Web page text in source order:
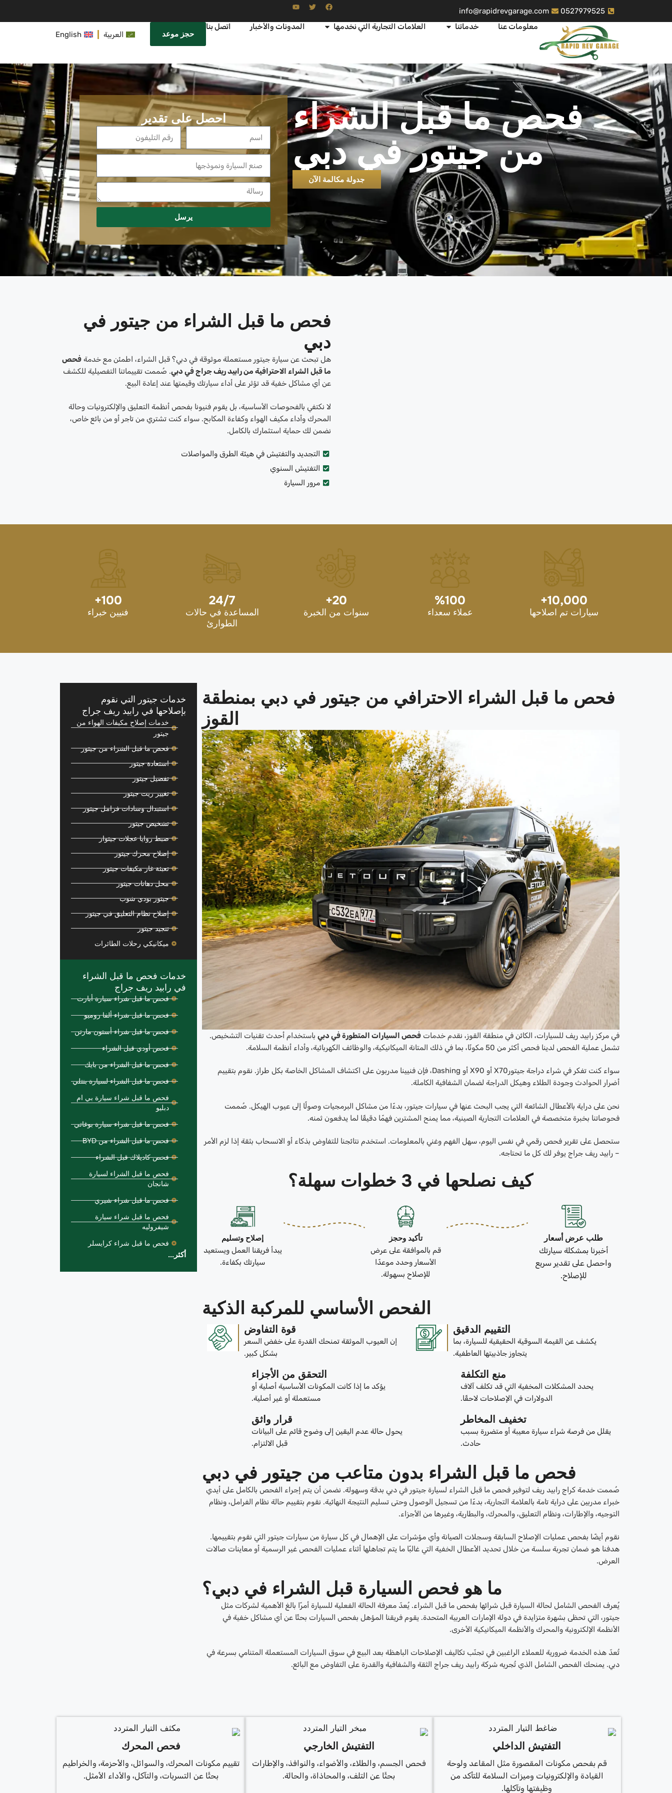
0527979525
info@rapidrevgarage.com
معلومات عنا
خدماتنا العلامات التجارية التي نخدمها المدونات والأخبار اتصل بنا
حجز موعد العربية English
فحص ما قبل الشراء
من جيتور في دبي
جدولة مكالمة الآن
احصل على تقدير
يرسل
فحص ما قبل الشراء من جيتور في
دبي
هل تبحث عن سيارة جيتور مستعملة موثوقة في دبي؟ قبل الشراء، اطمئن مع خدمة فحص
ما قبل الشراء الاحترافية من رابيد ريف جراج في دبي. صُممت تقييماتنا التفصيلية للكشف
عن أي مشاكل خفية قد تؤثر على أداء سيارتك وقيمتها عند إعادة البيع.
لا نكتفي بالفحوصات الأساسية، بل يقوم فنيونا بفحص أنظمة التعليق والإلكترونيات وحالة
المحرك وأداء مكيف الهواء وكفاءة المكابح. سواء كنت تشتري من تاجر أو من بائع خاص،
نضمن لك حماية استثمارك بالكامل.
التجديد والتفتيش في هيئة الطرق والمواصلات
التفتيش السنوي
مرور السيارة
10,000
+
سيارات تم اصلاحها
100
%
عملاء سعداء
20
+
سنوات من الخبرة
24/7
المساعدة في حالات
الطوارئ
100
+
فنيين خبراء
فحص ما قبل الشراء الاحترافي من جيتور في دبي بمنطقة
القوز
في مركز رابيد ريف للسيارات، الكائن في منطقة القوز، نقدم خدماتفحص السيارات المتطورة في دبي باستخدام أحدث تقنيات التشخيص.
تشمل عملية الفحص لدينا فحص أكثر من 50 مكونًا، بما في ذلك المتانة الميكانيكية، والوظائف الكهربائية، وأداء أنظمة السلامة.
سواء كنت تفكر في شراء دراجة جيتورX70 أو X90 أو Dashing، فإن فنيينا مدربون على اكتشاف المشاكل الخاصة بكل طراز. نقوم بتقييم
أضرار الحوادث وجودة الطلاء وهيكل الدراجة لضمان الشفافية الكاملة.
نحن على دراية بالأعطال الشائعة التي يجب البحث عنها في سيارات جيتور، بدءًا من مشاكل البرمجيات وصولًا إلى عيوب الهيكل. صُممت
فحوصاتنا بخبرة متخصصة في العلامات التجارية الصينية، مما يمنح المشترين فهمًا دقيقًا لما يدفعون ثمنه.
ستحصل على تقرير فحص رقمي في نفس اليوم، سهل الفهم وغني بالمعلومات. استخدم نتائجنا للتفاوض بذكاء أو الانسحاب بثقة إذا لزم الأمر
– رابيد ريف جراج يوفر لك كل ما تحتاجه.
كيف نصلحها في 3 خطوات سهلة؟
طلب عرض أسعار
أخبرنا بمشكلة سيارتك
واحصل على تقدير سريع
للإصلاح.
تأكيد وحجز
قم بالموافقة على عرض
الأسعار وحدد موعدًا
للإصلاح بسهولة.
إصلاح وتسليم
يبدأ فريقنا العمل ويستعيد
سيارتك بكفاءة.
الفحص الأساسي للمركبة الذكية
التقييم الدقيق
يكشف عن القيمة السوقية الحقيقية للسيارة، بما
يتجاوز جاذبيتها العاطفية.
قوة التفاوض
إن العيوب الموثقة تمنحك القدرة على خفض السعر
بشكل كبير.
منع التكلفة
يحدد المشكلات المخفية التي قد تكلف آلاف
الدولارات في الإصلاحات لاحقًا.
التحقق من الأجزاء
يؤكد ما إذا كانت المكونات الأساسية أصلية أو
مستعملة أو غير أصلية.
تخفيف المخاطر
يقلل من فرصة شراء سيارة معيبة أو متضررة بسبب
حادث.
قرار واثق
يحول حالة عدم اليقين إلى وضوح قائم على البيانات
قبل الالتزام.
فحص ما قبل الشراء بدون متاعب من جيتور في دبي
صُممت خدمة كراج رابيد ريف لتوفير فحص ما قبل الشراء لسيارة جيتور في دبي بدقة وسهولة. نضمن أن يتم إجراء الفحص بالكامل على أيدي
خبراء مدربين على دراية تامة بالعلامة التجارية، بدءًا من تسجيل الوصول وحتى تسليم النتيجة النهائية. نقوم بتقييم حالة نظام الفرامل، ونظام
التوجيه، والإطارات، ونظام التعليق، والمحرك، والبطارية، وغيرها من الأجزاء.
نقوم أيضًا بفحص عمليات الإصلاح السابقة وسجلات الصيانة وأي مؤشرات على الإهمال في كل سيارة من سيارات جيتور التي نقوم بتقييمها.
هدفنا هو ضمان تجربة سلسة من خلال تحديد الأعطال الخفية التي غالبًا ما يتم تجاهلها أثناء عمليات الفحص غير الرسمية أو معاينات صالات
العرض.
ما هو فحص السيارة قبل الشراء في دبي؟
يُعرف الفحص الشامل لحالة السيارة قبل شرائها بفحص ما قبل الشراء. يُعدّ معرفة الحالة الفعلية للسيارة أمرًا بالغ الأهمية لشركات مثل
جيتور، التي تحظى بشهرة متزايدة في دولة الإمارات العربية المتحدة. يقوم فريقنا المؤهل بفحص السيارات بحثًا عن أي مشاكل خفية في
الأنظمة الإلكترونية والمحرك والأنظمة الميكانيكية الأخرى.
تُعدّ هذه الخدمة ضرورية للعملاء الراغبين في تجنّب تكاليف الإصلاحات الباهظة بعد البيع في سوق السيارات المستعملة المتنامي بسرعة في
دبي. يمنحك الفحص الشامل الذي تُجريه شركة رابيد ريف جراج الثقة والشفافية والقدرة على التفاوض مع البائع.
خدمات جيتور التي نقوم
بإصلاحها في رابيد ريف جراج
خدمات إصلاح مكيفات الهواء من
جيتور
فحص ما قبل الشراء من جيتور
استعادة جيتور
تفصيل جيتور
تغيير زيت جيتور
استبدال وسادات فرامل جيتور
تشخيص جيتور
ضبط زوايا عجلات جيتوار
إصلاح محرك جيتور
تعبئة غاز مكيفات جيتور
محل دهانات جيتور
جيتور بودي شوب
إصلاح نظام التعليق في جيتور
تنجيد جيتور
ميكانيكي رحلات الطائرات
خدمات فحص ما قبل الشراء
في رابيد ريف جراج
فحص ما قبل شراء سيارة أبارث
فحص ما قبل شراء ألفا روميو
فحص ما قبل شراء أستون مارتن
فحص أودي قبل الشراء
فحص ما قبل الشراء من بايك
فحص ما قبل الشراء لسيارة بنتلي
فحص ما قبل شراء سيارة بي ام
دبليو
فحص ما قبل شراء سيارة بوغاتي
فحص ما قبل الشراء من BYD
فحص كاديلاك قبل الشراء
فحص ما قبل الشراء لسيارة
شانجان
فحص ما قبل شراء شيري
فحص ما قبل شراء سيارة
شيفروليه
فحص ما قبل شراء كرايسلر
أكثر...
التفتيش الداخلي
قم بفحص مكونات المقصورة مثل المقاعد ولوحة
القيادة والإلكترونيات وميزات السلامة للتأكد من
وظيفتها وتآكلها.
التفتيش الخارجي
فحص الجسم، والطلاء، والأضواء، والنوافذ، والإطارات
بحثًا عن التلف، والمحاذاة، والحالة.
فحص المحرك
تقييم مكونات المحرك، والسوائل، والأحزمة، والخراطيم
بحثًا عن التسربات، والتآكل، والأداء الأمثل.